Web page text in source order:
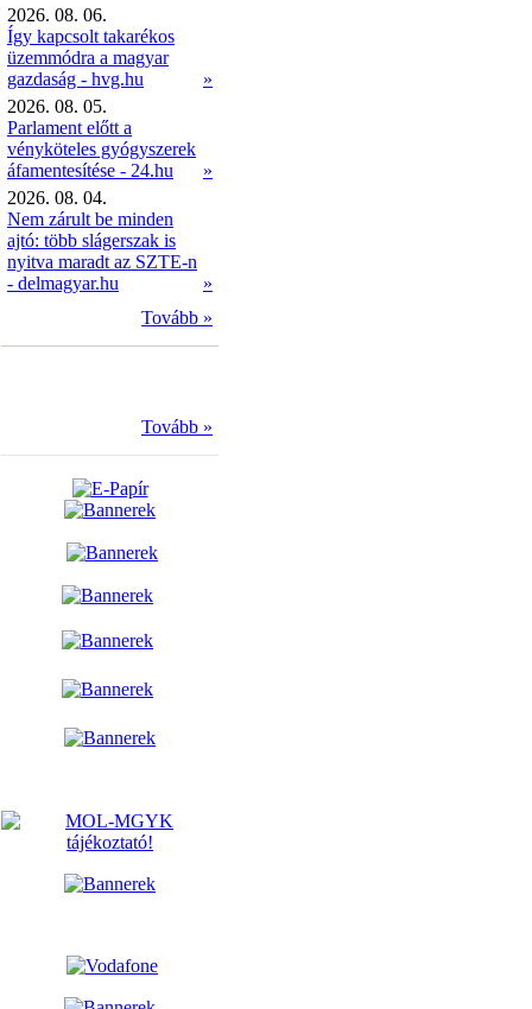
2026. 08. 06.
Így kapcsolt takarékos
üzemmódra a magyar
gazdaság - hvg.hu
»
2026. 08. 05.
Parlament előtt a
vényköteles gyógyszerek
áfamentesítése - 24.hu
»
2026. 08. 04.
Nem zárult be minden
ajtó: több slágerszak is
nyitva maradt az SZTE-n
- delmagyar.hu
»
Tovább »
Tovább »